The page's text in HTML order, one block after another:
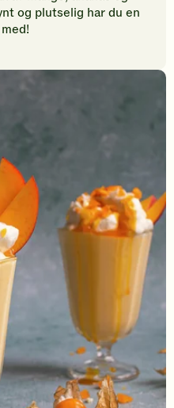
og plutselig har du en